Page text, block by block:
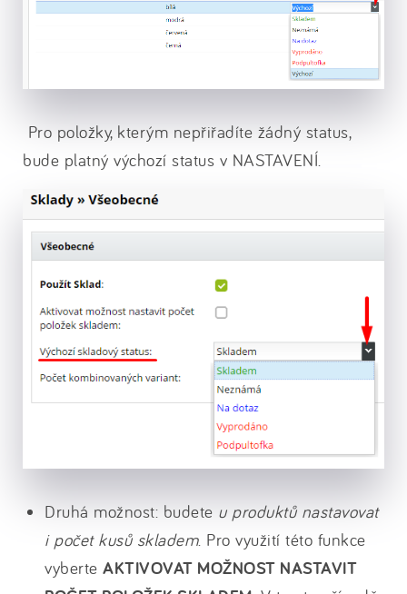
Pro položky, kterým nepřiřadíte žádný status,
bude platný výchozí status v NASTAVENÍ.
Druhá možnost: budete u produktů nastavovat
i počet kusů skladem. Pro využití této funkce
vyberte AKTIVOVAT MOŽNOST NASTAVIT